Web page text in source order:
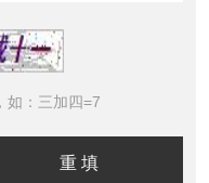
如：三加四=7